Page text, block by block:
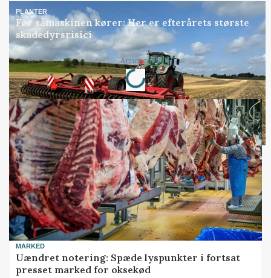
PLANTER
Før såmaskinen kører: Her er efterårets største
skadedyrsrisici
Annonce
Loading...
MARKED
Uændret notering: Spæde lyspunkter i fortsat
presset marked for oksekød